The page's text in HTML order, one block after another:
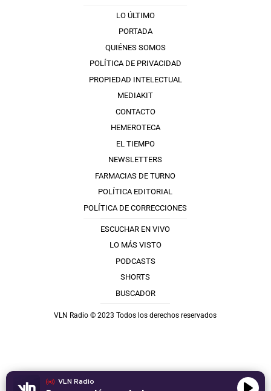
VLN Radio
LO ÚLTIMO
PORTADA
QUIÉNES SOMOS
POLÍTICA DE PRIVACIDAD
PROPIEDAD INTELECTUAL
MEDIAKIT
CONTACTO
HEMEROTECA
EL TIEMPO
NEWSLETTERS
FARMACIAS DE TURNO
POLÍTICA EDITORIAL
POLÍTICA DE CORRECCIONES
ESCUCHAR EN VIVO
LO MÁS VISTO
PODCASTS
SHORTS
BUSCADOR
VLN Radio © 2023 Todos los derechos reservados